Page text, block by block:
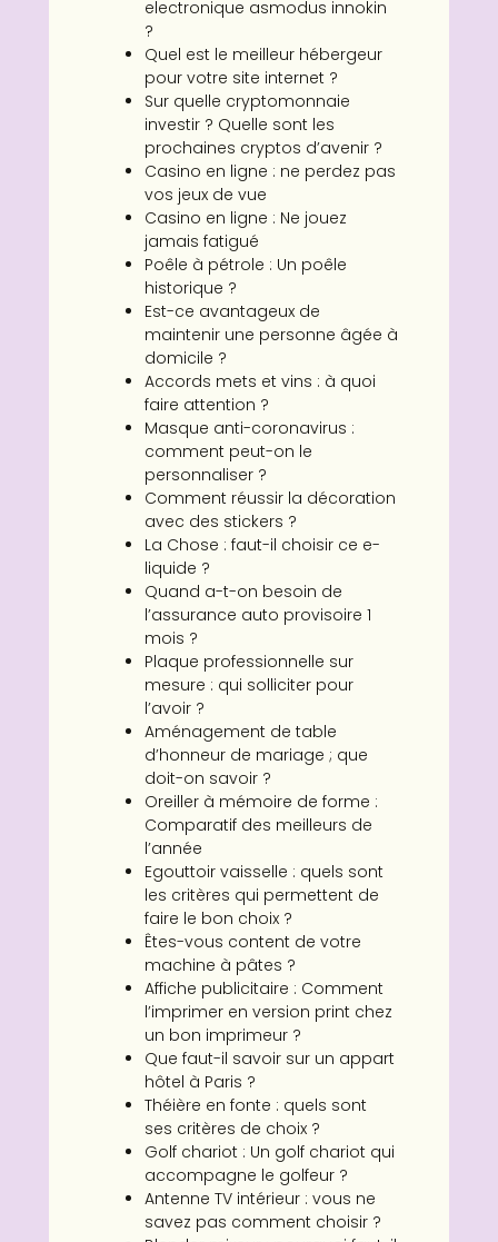
electronique asmodus innokin
?
Quel est le meilleur hébergeur
pour votre site internet ?
Sur quelle cryptomonnaie
investir ? Quelle sont les
prochaines cryptos d’avenir ?
Casino en ligne : ne perdez pas
vos jeux de vue
Casino en ligne : Ne jouez
jamais fatigué
Poêle à pétrole : Un poêle
historique ?
Est-ce avantageux de
maintenir une personne âgée à
domicile ?
Accords mets et vins : à quoi
faire attention ?
Masque anti-coronavirus :
comment peut-on le
personnaliser ?
Comment réussir la décoration
avec des stickers ?
La Chose : faut-il choisir ce e-
liquide ?
Quand a-t-on besoin de
l’assurance auto provisoire 1
mois ?
Plaque professionnelle sur
mesure : qui solliciter pour
l’avoir ?
Aménagement de table
d’honneur de mariage ; que
doit-on savoir ?
Oreiller à mémoire de forme :
Comparatif des meilleurs de
l’année
Egouttoir vaisselle : quels sont
les critères qui permettent de
faire le bon choix ?
Êtes-vous content de votre
machine à pâtes ?
Affiche publicitaire : Comment
l’imprimer en version print chez
un bon imprimeur ?
Que faut-il savoir sur un appart
hôtel à Paris ?
Théière en fonte : quels sont
ses critères de choix ?
Golf chariot : Un golf chariot qui
accompagne le golfeur ?
Antenne TV intérieur : vous ne
savez pas comment choisir ?